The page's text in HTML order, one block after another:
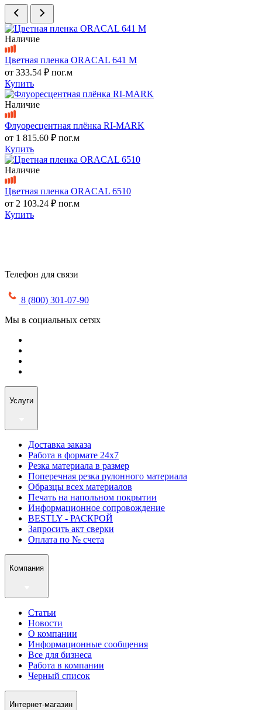
Наличие
Цветная пленка ORACAL 641 M
от 333.54 ₽ пог.м
Купить
Наличие
Флуоресцентная плёнка RI-MARK
от 1 815.60 ₽ пог.м
Купить
Наличие
Цветная пленка ORACAL 6510
от 2 103.24 ₽ пог.м
Купить
Телефон для связи
8 (800) 301-07-90
Мы в социальных сетях
Услуги
Доставка заказа
Работа в формате 24х7
Резка материала в размер
Поперечная резка рулонного материала
Образцы всех материалов
Печать на напольном покрытии
Информационное сопровождение
BESTLY - РАСКРОЙ
Запросить акт сверки
Оплата по № счета
Компания
Статьи
Новости
О компании
Информационные сообщения
Все для бизнеса
Работа в компании
Черный список
Интернет-магазин